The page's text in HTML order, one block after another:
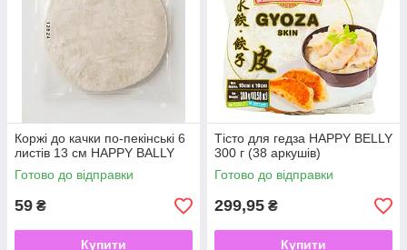
Коржі до качки по-пекінські 6
листів 13 см HAPPY BALLY
Готово до відправки
59 ₴
Купити
Тісто для гедза HAPPY BELLY
300 г (38 аркушів)
Готово до відправки
299,95 ₴
Купити